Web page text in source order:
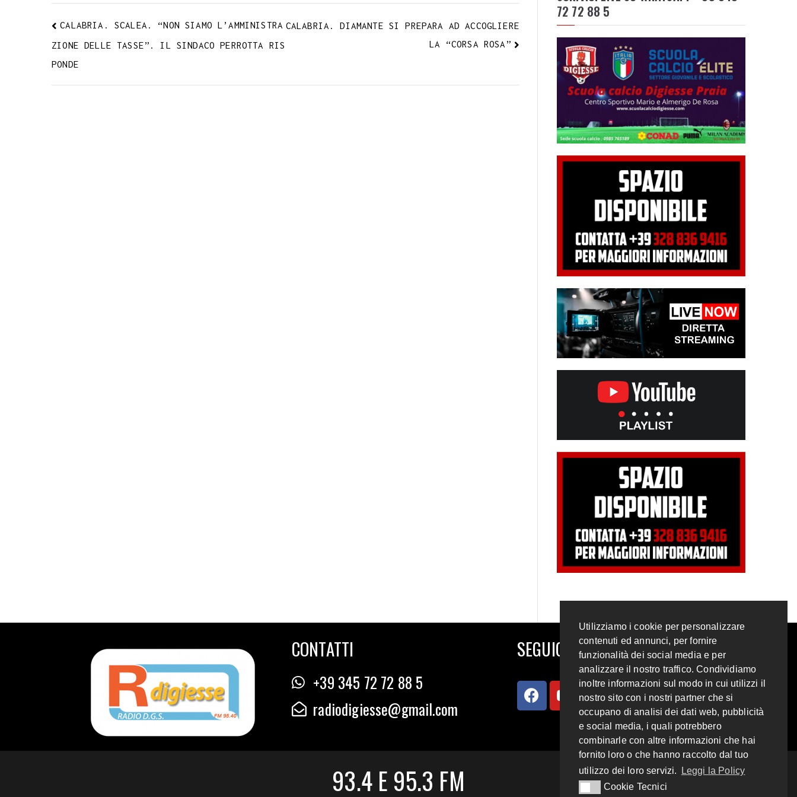
CALABRIA. SCALEA. “NON SIAMO L’AMMINISTRA
ZIONE DELLE TASSE”. IL SINDACO PERROTTA RIS
PONDE
CALABRIA. DIAMANTE SI PREPARA AD ACCOGLIERE
LA “CORSA ROSA”
72 72 88 5
CONTATTI
+39 345 72 72 88 5
radiodigiesse@gmail.com
SEGUICI SUI SOCIAL
93.4 E 95.3 FM
Utilizziamo i cookie per personalizzare
contenuti ed annunci, per fornire
funzionalità dei social media e per
analizzare il nostro traffico. Condividiamo
inoltre informazioni sul modo in cui utilizzi il
nostro sito con i nostri partner che si
occupano di analisi dei dati web, pubblicità
e social media, i quali potrebbero
combinarle con altre informazioni che hai
fornito loro o che hanno raccolto dal tuo
utilizzo dei loro servizi.
Leggi la Policy
Cookie Tecnici
Cookie Tecnici